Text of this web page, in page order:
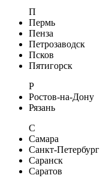
П
Пермь
Пенза
Петрозаводск
Псков
Пятигорск
Р
Ростов-на-Дону
Рязань
С
Самара
Санкт-Петербург
Саранск
Саратов